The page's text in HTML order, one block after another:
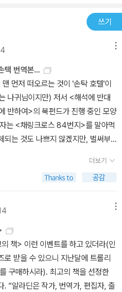
이 되고 약장사의 영업 대상이 될 때
적으로 병과 고통은 일종의 메시지
지를 받기 위해서는 고통을 피하려
는 그렇게 현명하지 못하다. 정도의
워하고, 가능한 한 문제를 피하려
서 저절로 없어지기를 바란다. 무시
없는 것처럼 여기려고 한다. 심지어
을 먹고 자신을 마비시키기도 한다.
대항하지 않고 주변을 맴돌면서 달아
을 피하려는 이런 태도가 바로 정신
보이는 자에게는 최고의 재앙이 뒤
나 그 메시지를 얻으려는 자들은
이 이 책을 통해서 던지려는 메시지
에이즈에 관한 책이라기보다는 '우
느냐를 다룬 책-그러니까, 에이즈
에이즈를 주요 사례로 들고 있는
전 손택과의 대화 일부(243)질병
통해 추구한 메시지도 그렇고, 영감
로 출발하건 간에 인간의 주요한 문
처음 접했을 때 질병이라는 주제어
고 경악으로 받아들였던 것 같다는
지 못하면서 쉽게 단정하고 평가했던
했으며 그로인해서 누군가를 소외
생각해보게 된다. 도움이 필
로부터 추방했는지에 대한 내용을
달라지지 않고 “지나치게 선동을
며, 환자들을 고립시키거나 환자들에
는 군사적 이미지가 덧붙여지는 문
과 마찬가지로 실체와 본질을 알지
사회에서 배제하는 모습으로 나타난
손택은 주장하고 있는데, 이는 에
. 암이 차지하고 있던 자리를 이제
이즈에 관한 많은 이야기들이 결국
못하게 한다는 이야기. 언어에 이데
것이 강력하게 작동하는 경우는 바
이 손택의 책을 읽으면서 들었다. 얼
보아도 우리가 얼마나 많은 은유로
수 있다. 여기서 벗어나는 길은 질병
. 원인을 모를 때 두려움에 휩싸여 우
대어 표현하는 순간, 그 원인의 규명
을 하나의 사실로 보고 원인규명을
한 사회적 낙인을 찍을 일은 없을
도 없을테다.
이 (무의식적으로) 원했기 때문에 병
용해 스스로를 치료할 수 있으며, 질병
수 있다고 믿도록 유도했다. 이와
다. 첫 번째 가설이 죄의식을 덜어
원상태로 돌려놓는다. 질병을 심리
비난할 수 있게 해주는 강력한 수단
이 스스로 질병을 가져 왔다는 통고
당연히 병을 앓을 만한 짓을 했을 것
다. -86-87쪽
쓰기
택 번역본...
먼저 떠오르는 것이 '손탁 호텔'이
나귀님이지만) 저서 <해석에 반대
반하여>의 북펀드가 진행 중인 모양
는 <채링크로스 84번지>를 말아먹
되는 것도 나쁘지 않겠지만, 벌써부
수록 에세이의 제목인데, 이후 구판
설'이라고 해야 맞다. 지금은 기억하
가이지만, 대표작 <어느 미지인의 초
해 유명해진 '신소설'(누보로망), 또
이다.단순 오타일 수도 있지만, 막
라온 책 소개를 읽다 보면 손택의 가
관한 단상'과 ''캠프'에 관한 노트'로
걸 단순한 실수라고 해야 할지 살짝
택을 제대로 읽는다'며 자화자찬하지
더보기
책> 이런 이벤트를 하고 있더라(인
로 받을 수 있으니 지난달에 트롤리
구매하시라). 최고의 책을 선정한
. “알라딘은 작가, 번역가, 편집자, 출